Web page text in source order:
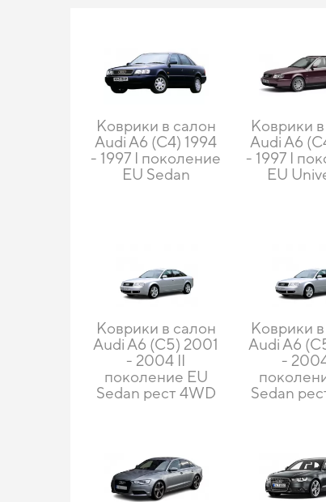
Коврики в салон
Audi A6 (C4) 1994
- 1997 I поколение
EU Sedan
Коврики
Audi A6
- 1997 I
EU
Коврики в салон
Audi A6 (C5) 2001
- 2004 II
поколение EU
Sedan рест 4WD
Коврики
Audi A6
-
Sedan